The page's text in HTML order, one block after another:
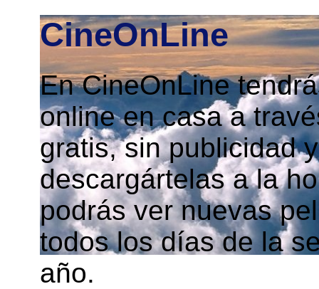
CineOnLine
En CineOnLine
online en casa a
gratis, sin publicidad
descargártelas a la
podrás ver nuevas
todos los días de la
año.